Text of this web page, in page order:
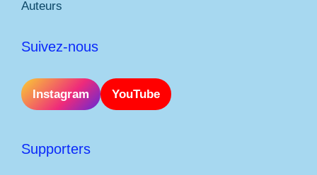
Auteurs
Suivez-nous
Instagram YouTube
Supporters